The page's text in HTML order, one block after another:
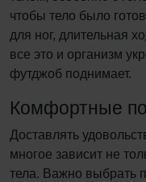
чтобы тело было
для ног, длительная
все это и организм
футджоб поднимает.
Комфортные
Доставлять
многое зависит не
тела. Важно выбрать